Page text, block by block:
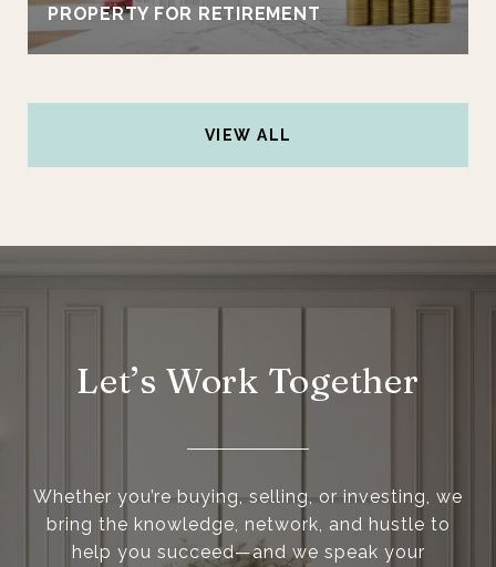
PROPERTY FOR RETIREMENT
VIEW ALL
Let’s Work Together
Whether you’re buying, selling, or investing, we
bring the knowledge, network, and hustle to
help you succeed—and we speak your